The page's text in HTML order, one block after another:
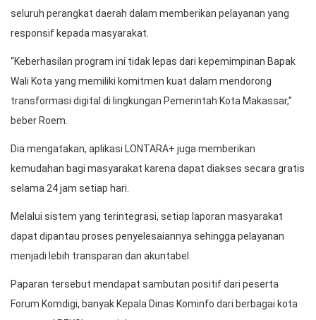
seluruh perangkat daerah dalam memberikan pelayanan yang
responsif kepada masyarakat.
“Keberhasilan program ini tidak lepas dari kepemimpinan Bapak
Wali Kota yang memiliki komitmen kuat dalam mendorong
transformasi digital di lingkungan Pemerintah Kota Makassar,”
beber Roem.
Dia mengatakan, aplikasi LONTARA+ juga memberikan
kemudahan bagi masyarakat karena dapat diakses secara gratis
selama 24 jam setiap hari.
Melalui sistem yang terintegrasi, setiap laporan masyarakat
dapat dipantau proses penyelesaiannya sehingga pelayanan
menjadi lebih transparan dan akuntabel.
Paparan tersebut mendapat sambutan positif dari peserta
Forum Komdigi, banyak Kepala Dinas Kominfo dari berbagai kota